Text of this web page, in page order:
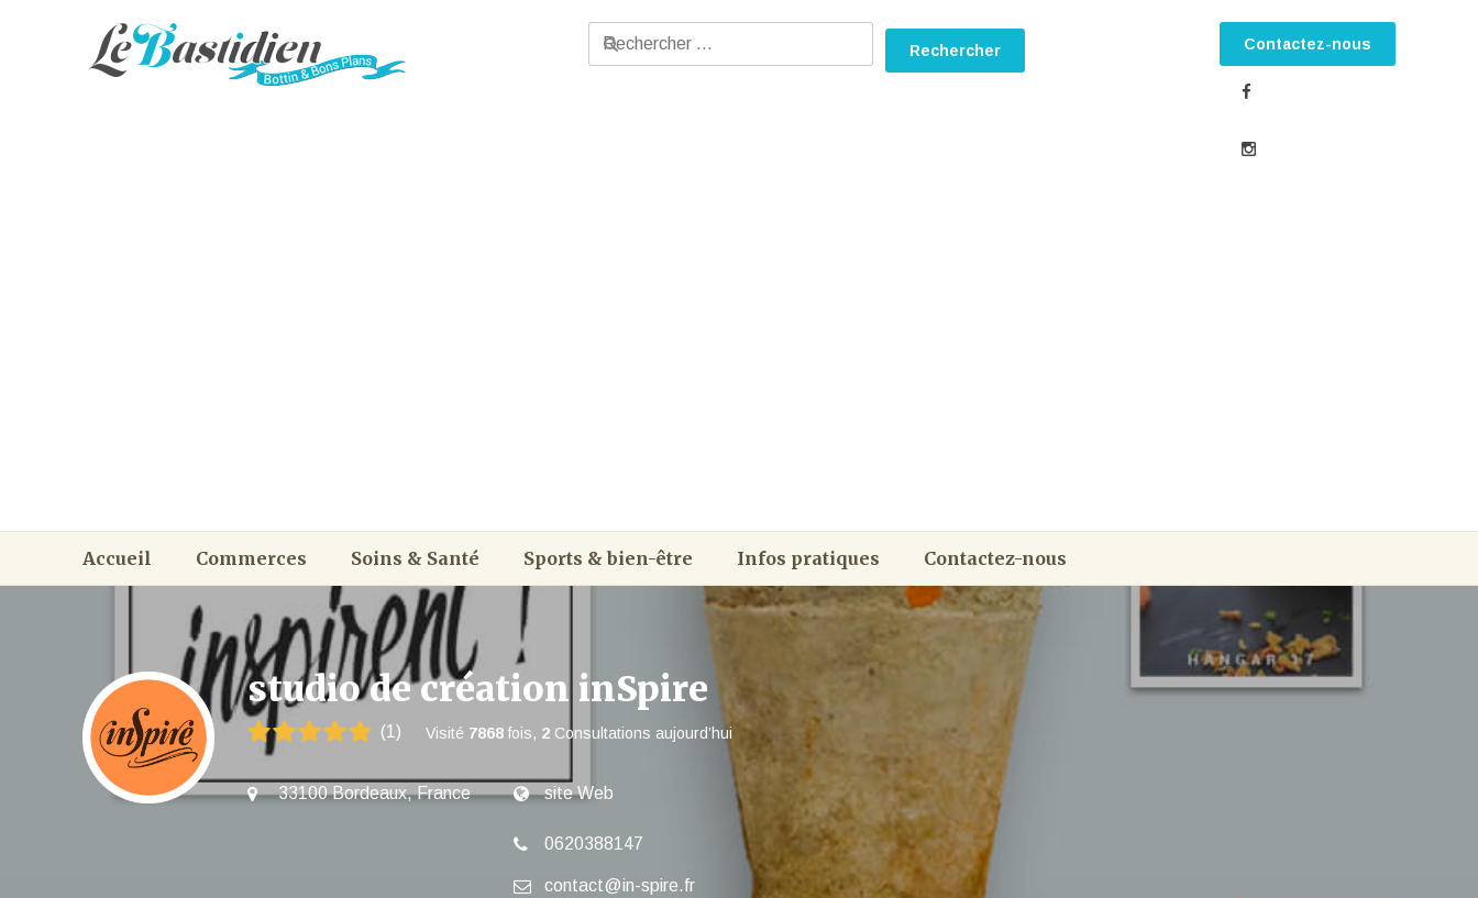
Contactez-nous
Accueil Commerces Soins & Santé Sports & bien-être Infos pratiques Contactez-nous
studio de création inSpire
(1) Visité 7868 fois, 2 Consultations aujourd’hui
33100 Bordeaux, France site Web
0620388147
contact@in-spire.fr